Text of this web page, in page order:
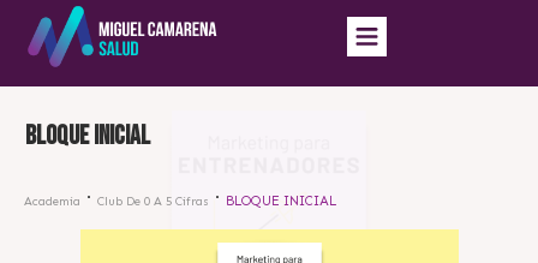
BLOQUE INICIAL
Academia Club De 0 A 5 Cifras BLOQUE INICIAL